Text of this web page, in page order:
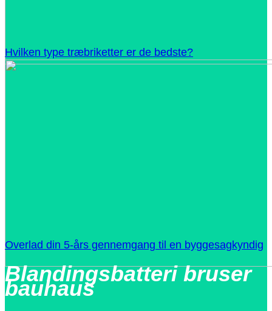
Hvilken type træbriketter er de bedste?
Overlad din 5-års gennemgang til en byggesagkyndig
Blandingsbatteri bruser
bauhaus